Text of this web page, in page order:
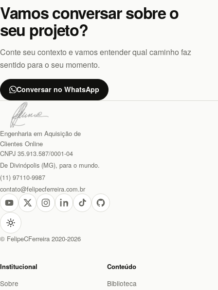
Vamos conversar sobre o
seu projeto?
Conte seu contexto e vamos entender qual caminho faz
sentido para o seu momento.
Conversar no WhatsApp
Engenharia em Aquisição de
Clientes Online
CNPJ 35.913.587/0001-04
De Divinópolis (MG), para o mundo.
(11) 97110-9987
contato@felipecferreira.com.br
© FelipeCFerreira 2020-2026
Institucional
Sobre
Conteúdo
Biblioteca